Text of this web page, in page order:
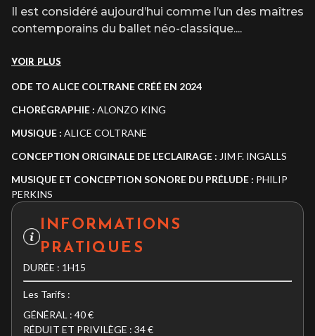
Il est considéré aujourd’hui comme l’un des maîtres
contemporains du ballet néo-classique....
VOIR PLUS
ODE TO ALICE COLTRANE CRÉÉ EN 2024
CHORÉGRAPHIE : ALONZO KING
MUSIQUE : ALICE COLTRANE
CONCEPTION ORIGINALE DE L’ECLAIRAGE : JIM F. INGALLS
MUSIQUE ET CONCEPTION SONORE DU PRÉLUDE : PHILIP
PERKINS
INFORMATIONS
PRATIQUES
DURÉE : 1H15
Les Tarifs :
GÉNÉRAL : 40 €
RÉDUIT ET PRIVILÈGE : 34 €